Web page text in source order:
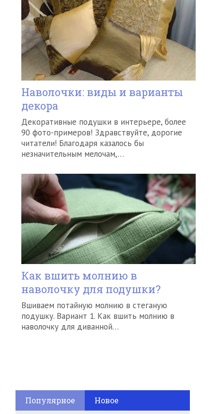
Наволочки: виды и варианты
декора
Декоративные подушки в интерьере, более
90 фото-примеров! Здравствуйте, дорогие
читатели! Благодаря казалось бы
незначительным мелочам,…
Как вшить молнию в
наволочку для подушки?
Вшиваем потайную молнию в стеганую
подушку. Вариант 1. Как вшить молнию в
наволочку для диванной…
Популярное Новое